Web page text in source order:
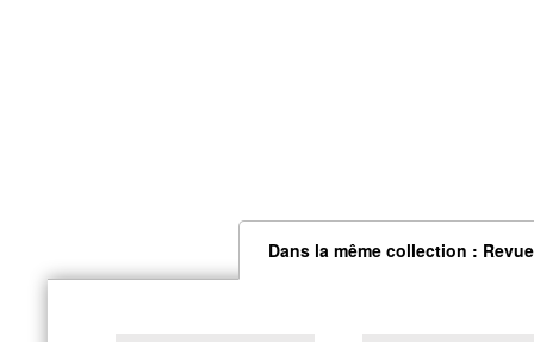
Dans la même collection :